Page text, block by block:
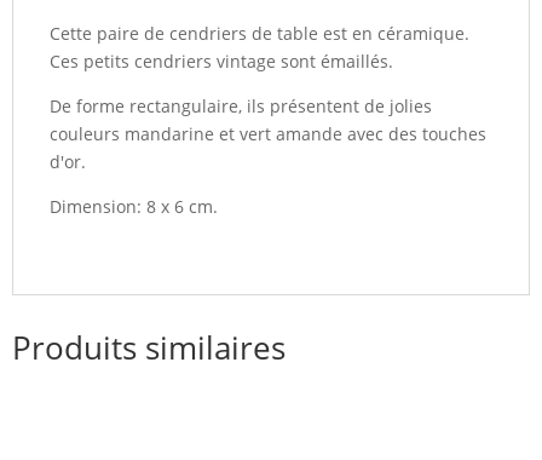
Cette paire de cendriers de table est en céramique.
Ces petits cendriers vintage sont émaillés.
De forme rectangulaire, ils présentent de jolies
couleurs mandarine et vert amande avec des touches
d'or.
Dimension: 8 x 6 cm.
Produits similaires